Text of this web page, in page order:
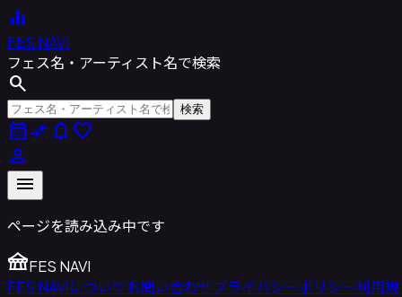
equalizer
FES NAVI
フェス名・アーティスト名で検索
search
検索
calendar_monthcompare_arrows notifications favorite
person
menu
ページを読み込み中です
festivalFES NAVI
FES NAVIについてお問い合わせプライバシーポリシー利用規